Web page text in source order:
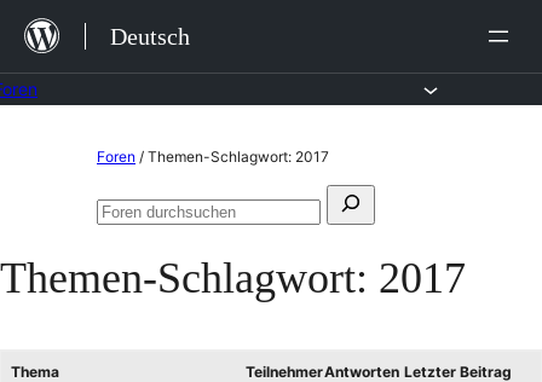
Zum
Inhalt
springen
Deutsch
Foren / Themen-Schlagwort: 2017
Suchen
Foren
Themen-Schlagwort: 2017
Thema TeilnehmerAntworten Letzter Beitrag